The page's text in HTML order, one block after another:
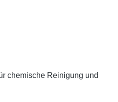
chemische Reinigung und